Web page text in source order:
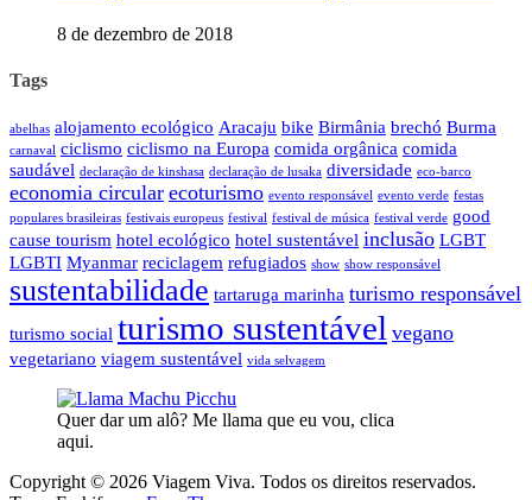
8 de dezembro de 2018
Tags
abelhas alojamento ecológico Aracaju bike Birmânia brechó Burma
carnaval ciclismo ciclismo na Europa comida orgânica comida
saudável declaração de kinshasa declaração de lusaka diversidade eco-barco
economia circular ecoturismo evento responsável evento verde festas
populares brasileiras festivais europeus festival festival de música festival verde good
cause tourism hotel ecológico hotel sustentável inclusão LGBT
LGBTI Myanmar reciclagem refugiados show show responsável
sustentabilidade tartaruga marinha turismo responsável
turismo social turismo sustentável vegano
vegetariano viagem sustentável vida selvagem
Quer dar um alô? Me llama que eu vou, clica
aqui.
Copyright © 2026 Viagem Viva. Todos os direitos reservados.